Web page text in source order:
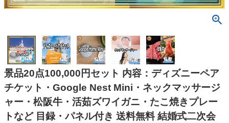
景品20点100,000円セット 内容：ディズニーペア
チケット・Google Nest Mini・ネックマッサージ
ャー・松阪牛・活茹ズワイガニ・たこ焼きプレー
トなど 目録・パネル付き 送料無料 結婚式二次会